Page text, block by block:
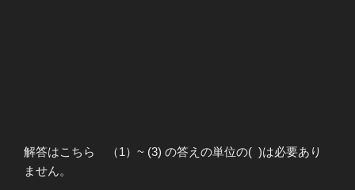
解答はこちら （1）~ (3) の答えの単位の( )は必要あり
ません。